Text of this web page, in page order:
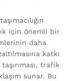
için önemli bir
daha
katkı
trafik
sunar. Bu